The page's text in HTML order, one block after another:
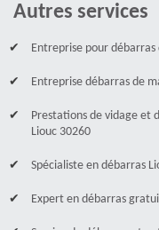
Autres services
Entreprise pour
Entreprise débarras de
Prestations de vidage et
Liouc 30260
Spécialiste en débarras
Expert en débarras